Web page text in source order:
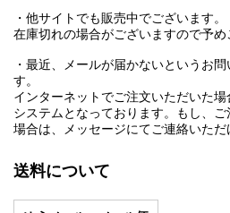
・他サイトでも販売中でございます。
在庫切れの場合がございますので予め
・最近、メールが届かないというお
す。
インターネットでご注文いただいた場
システムとなっております。もし、
場合は、メッセージにてご連絡いただ
送料について